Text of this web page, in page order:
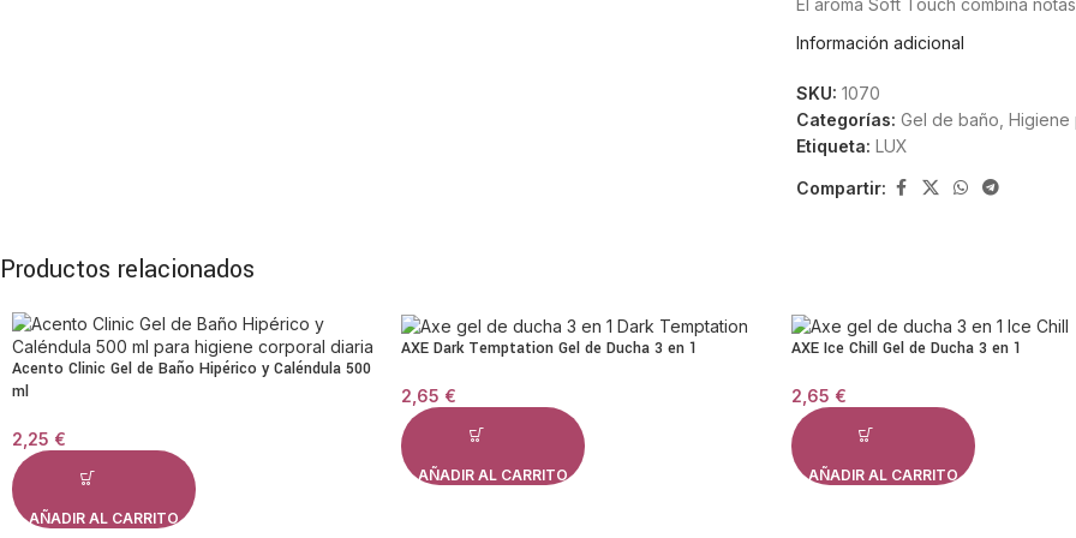
El aroma Soft Touch combina
Limpieza respetuosa
espuma cremosa elimina
La pastilla de 80 ges perfecta
quienes prefieren jabones
facilita el manejo y permite un
Características principales
Información adicional
SKU:1070
Categorías: Gel de baño Higiene
Etiqueta: LUX
Compartir:
Productos relacionados
Acento Clinic Gel de Baño Hipérico y Caléndula 500
ml
2,25 €
AÑADIR AL CARRITO
AXE Dark Temptation Gel de Ducha 3 en 1
2,65 €
AÑADIR AL CARRITO
AXE Ice Chill Gel de Ducha 3 en 1
2,65 €
AÑADIR AL CARRITO